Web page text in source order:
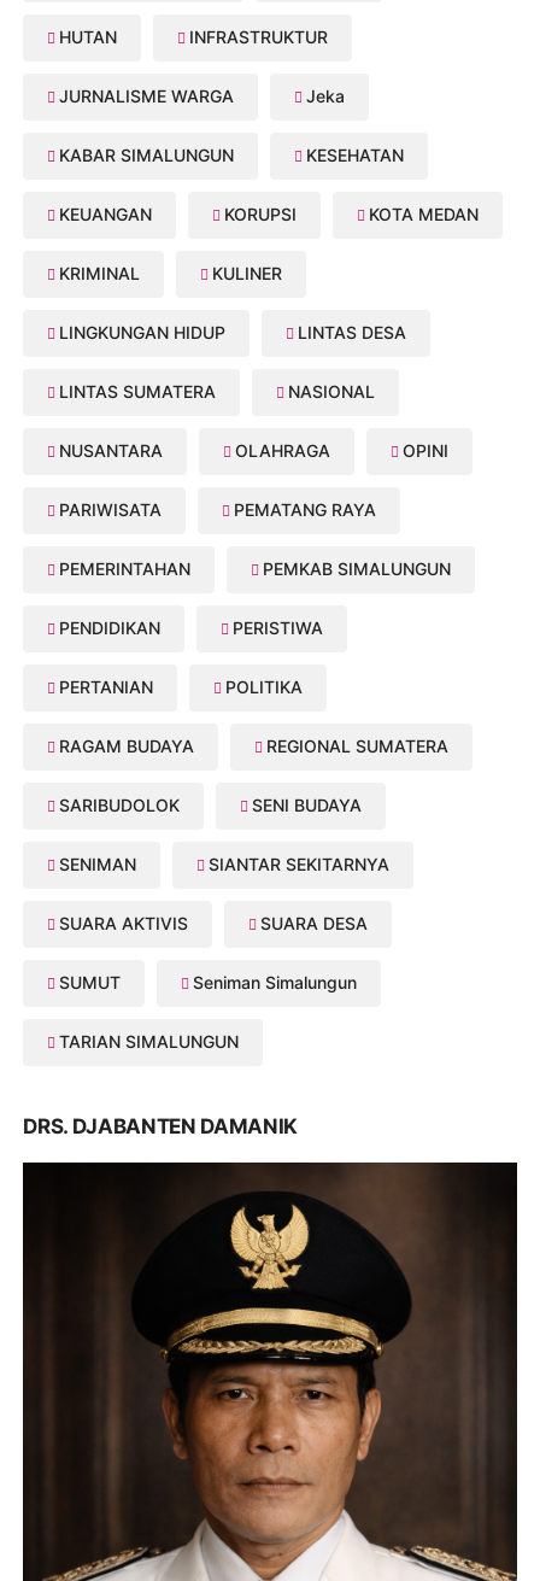
HUTAN INFRASTRUKTUR
JURNALISME WARGA Jeka
KABAR SIMALUNGUN KESEHATAN
KEUANGAN KORUPSI KOTA MEDAN
KRIMINAL KULINER
LINGKUNGAN HIDUP LINTAS DESA
LINTAS SUMATERA NASIONAL
NUSANTARA OLAHRAGA OPINI
PARIWISATA PEMATANG RAYA
PEMERINTAHAN PEMKAB SIMALUNGUN
PENDIDIKAN PERISTIWA
PERTANIAN POLITIKA
RAGAM BUDAYA REGIONAL SUMATERA
SARIBUDOLOK SENI BUDAYA
SENIMAN SIANTAR SEKITARNYA
SUARA AKTIVIS SUARA DESA
SUMUT Seniman Simalungun
TARIAN SIMALUNGUN
DRS. DJABANTEN DAMANIK